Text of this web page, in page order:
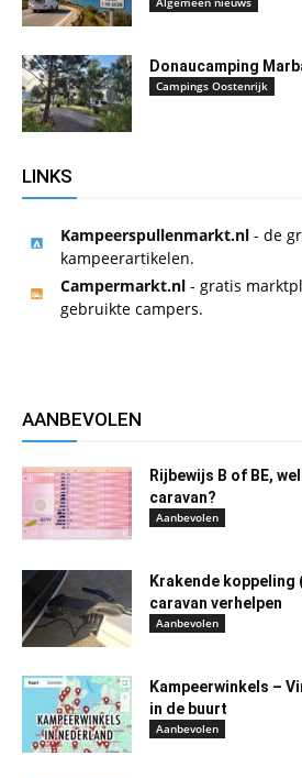
Donaucamping
Campings Oostenrijk
LINKS
Kampeerspullenmarkt.nl - de
kampeerartikelen.
Campermarkt.nl - gratis
gebruikte campers.
AANBEVOLEN
Rijbewijs B of BE,
caravan?
Aanbevolen
Krakende koppeling
caravan verhelpen
Aanbevolen
Kampeerwinkels –
in de buurt
Aanbevolen